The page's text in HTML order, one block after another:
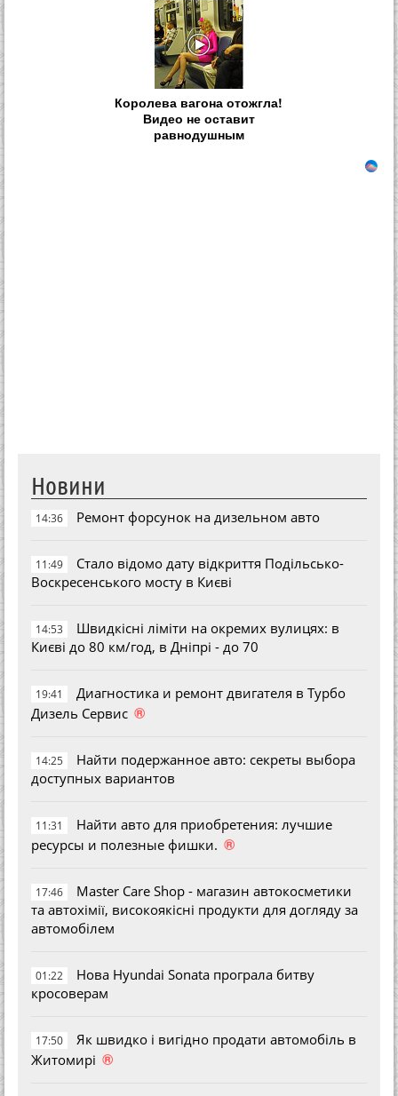
Королева вагона отожгла!
Видео не оставит
равнодушным
Новини
14:36 Ремонт форсунок на дизельном авто
11:49
Стало відомо дату відкриття Подільсько-
Воскресенського мосту в Києві
14:53
Швидкісні ліміти на окремих вулицях: в
Києві до 80 км/год, в Дніпрі - до 70
19:41
Диагностика и ремонт двигателя в Турбо
Дизель Сервис ®
14:25
Найти подержанное авто: секреты выбора
доступных вариантов
11:31
Найти авто для приобретения: лучшие
ресурсы и полезные фишки. ®
17:46
Master Care Shop - магазин автокосметики
та автохімії, високоякісні продукти для догляду за
автомобілем
01:22
Нова Hyundai Sonata програла битву
кросоверам
17:50
Як швидко і вигідно продати автомобіль в
Житомирі ®